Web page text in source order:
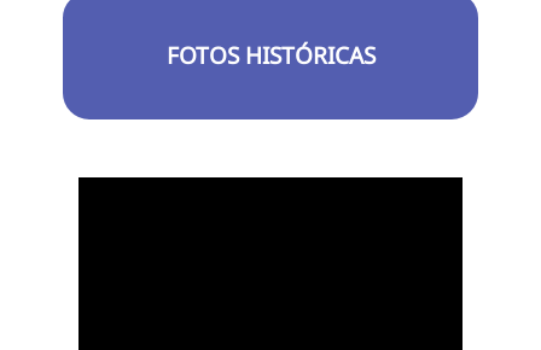
FOTOS HISTÓRICAS